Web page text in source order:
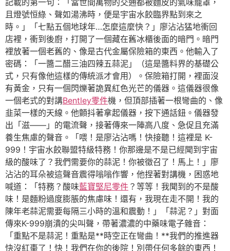
記載的第一句：「當世間萬物的交通都被麵皮的氣味籠罩，
且燈號恒綠、聲如湯沸時，便是宇宙水餃臨界點到來之
時。」「七點五個地球年…怎麼這麼快？」廖沾沾猛地衝回
店裡，衝到後廚，打開了一個藏在舊冰櫃後面的暗門。暗門
裡放著一個老舊的、像是古代金屬保險箱的東西。他輸入了
密碼：「一醬二醋三油四辣五蒜泥」（這是醬料界的基礎公
式，只有像他這樣的傳統派才會用）。保險箱打開，裡面沒
有黃金，只有一個閃爍著詭異紅色光芒的儀器。這儀器很像
一個老式的對講Bentley零件機，但頂部插著一根彎曲的、像
韭菜一樣的天線。他顫抖著拿起儀器，按下通話鈕。儀器發
出「滋——」的電流聲，接著傳來一陣高八度、急促且充滿
養生焦慮的聲音。「喂！是廖沾沾嗎！快接聽！這裡是 K-
999！宇宙水餃聯盟特級特務！你那邊是不是已經聞到宇宙
級的酸味了？我們需要你的蒜泥！你被徵召了！馬上！」廖
沾沾的耳朵被這聲音震得嗡嗡作響，他捏著對講機，困惑地
喊道：「特務？酸味藍寶堅尼零件 ？等等！我聞到的不是酸
味！是麵粉過度膨脹的焦慮味！還有，我現在走不開！我的
陳年老蒜泥需要每隔三小時的溫和震動！」「蒜泥？」對面
傳來K-999崩潰的尖叫聲，帶著濃濃的中藥味電子雜音：
「重點不是蒜泥！重點是**時空正在彎曲！**我們的推進器
快沒紅棗了！快！我們在你的後院！別帶任何多餘的東西！